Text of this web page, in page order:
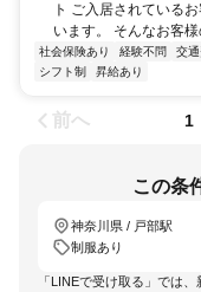
ト ご入居されている
います。 そんなお客
社会保険あり 経験不問 交
シフト制
昇給あり
前へ 1
この条
神奈川県 / 戸部駅
制服あり
「LINEで受け取る」では